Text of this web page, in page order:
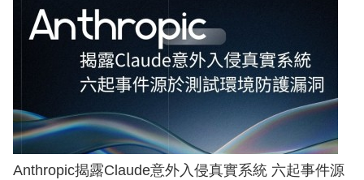
Anthropic揭露Claude意外入侵真實系統 六起事件源